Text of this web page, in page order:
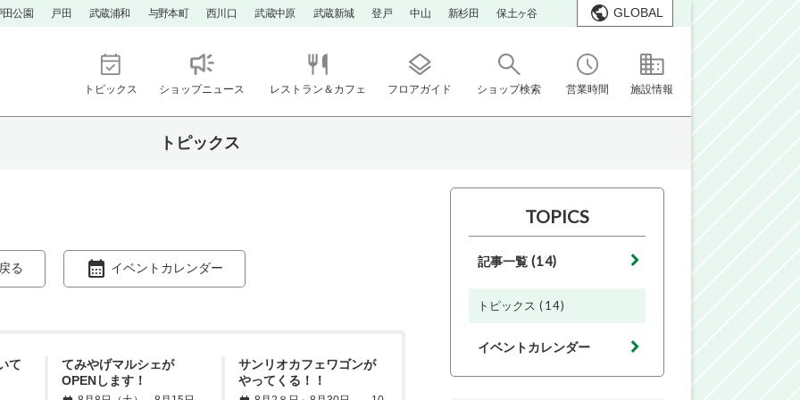
田公園 戸田 武蔵浦和 与野本町 西川口 武蔵中原 武蔵新城 登戸 中山 新杉田 保土ヶ谷 GLOBAL
トピックス ショップニュース レストラン＆カフェ フロアガイド ショップ検索 営業時間 施設情報
トピックス
る イベントカレンダー
て
てみやげマルシェが
OPENします！
サンリオカフェワゴンが
やってくる！！
TOPICS
記事一覧 (14)
トピックス (14)
イベントカレンダー